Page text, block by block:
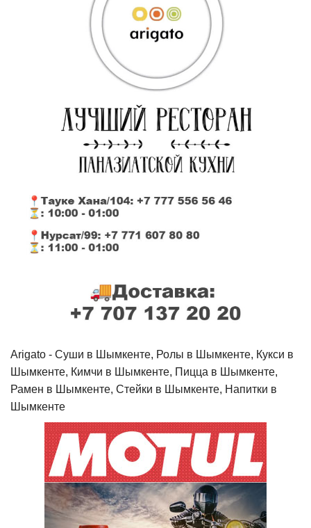
Arigato - Cуши в Шымкенте, Ролы в Шымкенте, Кукси в
Шымкенте, Кимчи в Шымкенте, Пицца в Шымкенте,
Рамен в Шымкенте, Стейки в Шымкенте, Напитки в
Шымкенте